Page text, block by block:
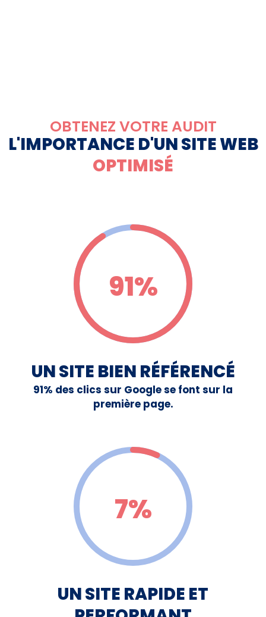
OBTENEZ VOTRE AUDIT
L'IMPORTANCE D'UN SITE WEB
OPTIMISÉ
91%
UN SITE BIEN RÉFÉRENCÉ
91% des clics sur Google se font sur la
première page.
7%
UN SITE RAPIDE ET